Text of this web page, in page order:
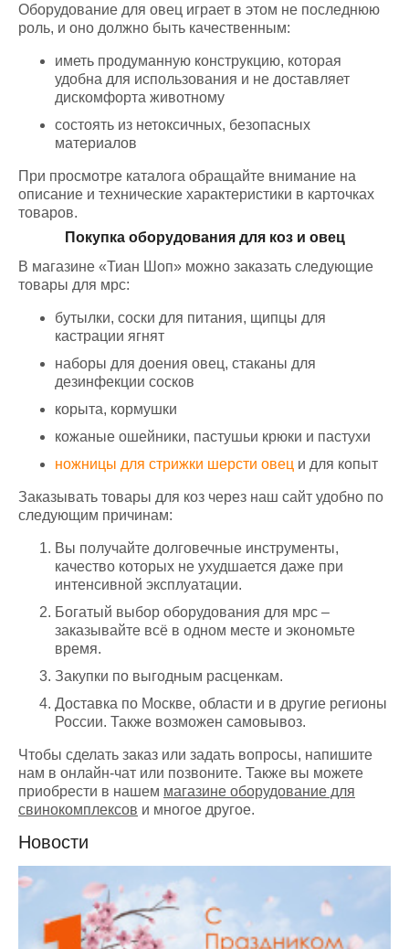
Оборудование для овец играет в этом не последнюю
роль, и оно должно быть качественным:
иметь продуманную конструкцию, которая
удобна для использования и не доставляет
дискомфорта животному
состоять из нетоксичных, безопасных
материалов
При просмотре каталога обращайте внимание на
описание и технические характеристики в карточках
товаров.
Покупка оборудования для коз и овец
В магазине «Тиан Шоп» можно заказать следующие
товары для мрс:
бутылки, соски для питания, щипцы для
кастрации ягнят
наборы для доения овец, стаканы для
дезинфекции сосков
корыта, кормушки
кожаные ошейники, пастушьи крюки и пастухи
ножницы для стрижки шерсти овец и для копыт
Заказывать товары для коз через наш сайт удобно по
следующим причинам:
Вы получайте долговечные инструменты,
качество которых не ухудшается даже при
интенсивной эксплуатации.
Богатый выбор оборудования для мрс –
заказывайте всё в одном месте и экономьте
время.
Закупки по выгодным расценкам.
Доставка по Москве, области и в другие регионы
России. Также возможен самовывоз.
Чтобы сделать заказ или задать вопросы, напишите
нам в онлайн-чат или позвоните. Также вы можете
приобрести в нашем магазине оборудование для
свинокомплексов и многое другое.
Новости